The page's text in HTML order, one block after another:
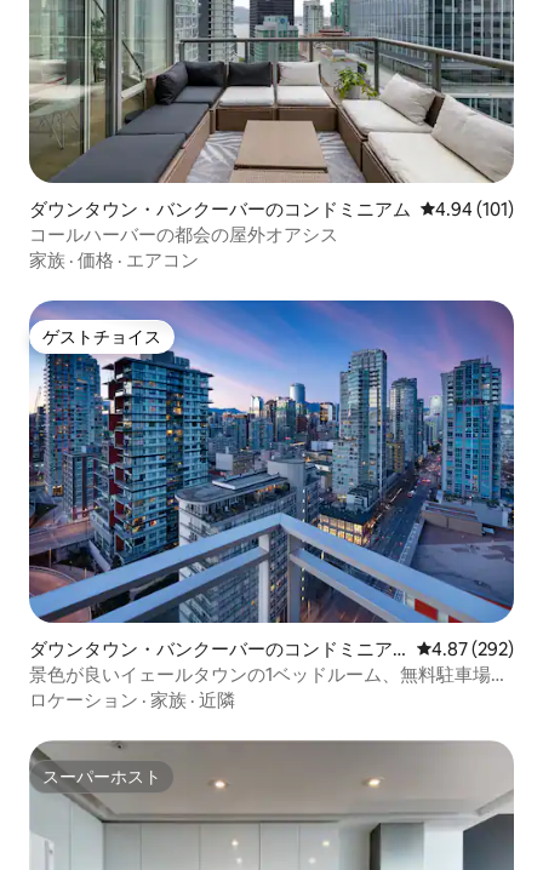
ダウンタウン・バンクーバーのコンドミニアム レビュー101
4.94 (101)
コールハーバーの都会の屋外オアシス
家族 · 価格 · エアコン
ゲストチョイス
ゲストチョイス
ダウンタウン・バンクーバーのコンドミニア
ム
レビュー292
4.87 (292)
景色が良いイェールタウンの1ベッドルーム、無料駐車場、
エアコン
ロケーション · 家族 · 近隣
スーパーホスト
スーパーホスト